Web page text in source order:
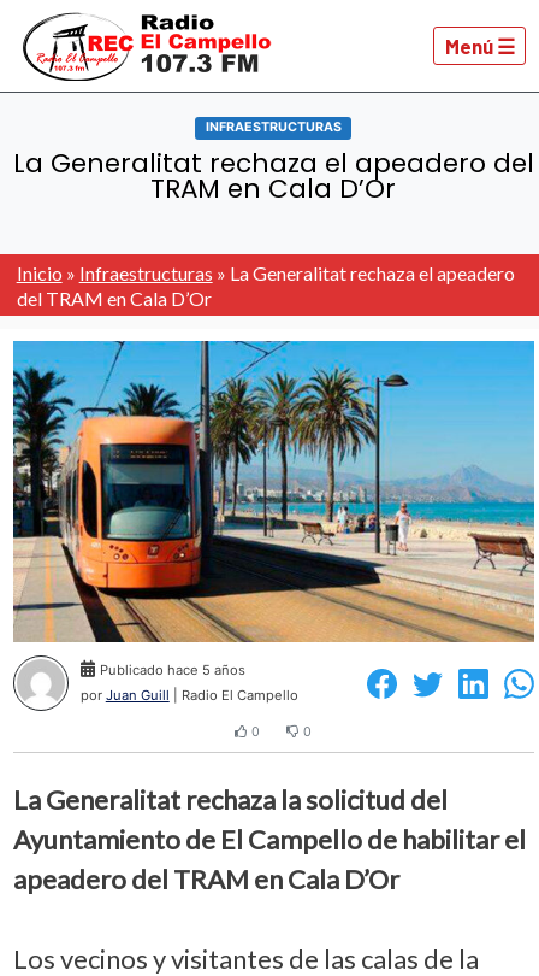
Menú ☰
INFRAESTRUCTURAS
La Generalitat rechaza el apeadero del
TRAM en Cala D’Or
Inicio » Infraestructuras » La Generalitat rechaza el apeadero
del TRAM en Cala D’Or
Publicado hace 5 años
por Juan Guill | Radio El Campello
0 0
La Generalitat rechaza la solicitud del
Ayuntamiento de El Campello de habilitar el
apeadero del TRAM en Cala D’Or
Los vecinos y visitantes de las calas de la